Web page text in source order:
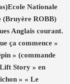
Nationale
(Bruyère ROBB)
Anglais courant.
ça commence »
» (commande
Story » en
» « Le